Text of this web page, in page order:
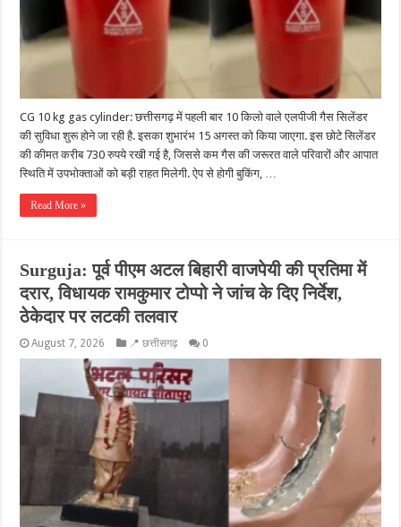
CG 10 kg gas cylinder: छत्तीसगढ़ में पहली बार 10 किलो वाले एलपीजी गैस सिलेंडर
की सुविधा शुरू होने जा रही है. इसका शुभारंभ 15 अगस्त को किया जाएगा. इस छोटे सिलेंडर
की कीमत करीब 730 रुपये रखी गई है, जिससे कम गैस की जरूरत वाले परिवारों और आपात
स्थिति में उपभोक्ताओं को बड़ी राहत मिलेगी. ऐप से होगी बुकिंग, …
Read More »
Surguja: पूर्व पीएम अटल बिहारी वाजपेयी की प्रतिमा में
दरार, विधायक रामकुमार टोप्पो ने जांच के दिए निर्देश,
ठेकेदार पर लटकी तलवार
August 7, 2026 📍 छत्तीसगढ़ 0